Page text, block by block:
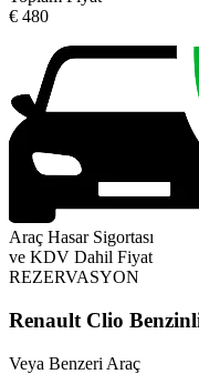
€ 480
Araç Hasar Sigortası
ve KDV Dahil Fiyat
REZERVASYON
Renault Clio
Veya Benzeri Araç